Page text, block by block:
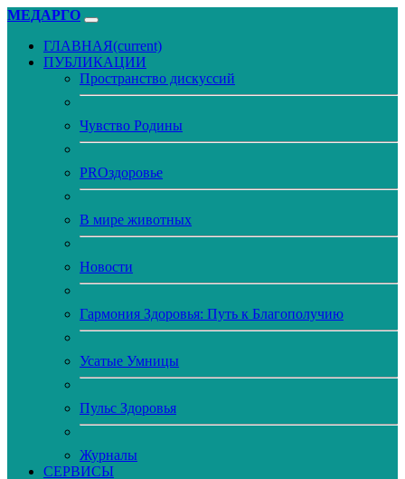
МЕДАРГО
ГЛАВНАЯ(current)
ПУБЛИКАЦИИ
Пространство дискуссий
Чувство Родины
PROздоровье
В мире животных
Новости
Гармония Здоровья: Путь к Благополучию
Усатые Умницы
Пульс Здоровья
Журналы
CЕРВИСЫ